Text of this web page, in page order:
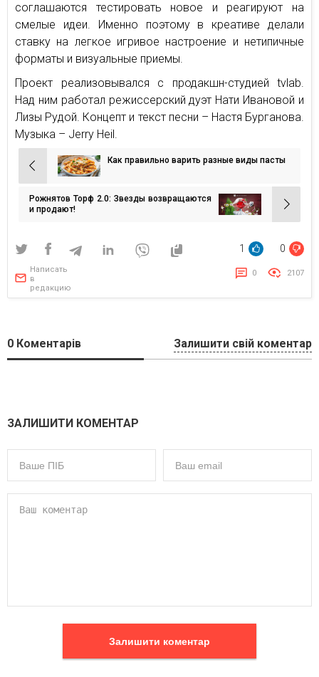
соглашаются тестировать новое и реагируют на
смелые идеи. Именно поэтому в креативе делали
ставку на легкое игривое настроение и нетипичные
форматы и визуальные приемы.
Проект реализовывался с продакшн-студией tvlab.
Над ним работал режиссерский дуэт Нати Ивановой и
Лизы Рудой. Концепт и текст песни – Настя Бурганова.
Музыка – Jerry Heil.
Навигация
по
записям
Как правильно варить разные виды пасты
Рожнятов Торф 2.0: Звезды возвращаются
и продают!
1 0
Написать
в
редакцию
0 2107
0 Коментарів Залишити свій коментар
ЗАЛИШИТИ КОМЕНТАР
Залишити коментар